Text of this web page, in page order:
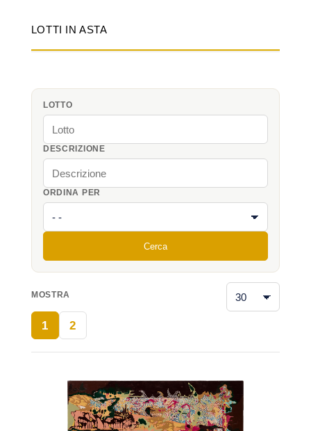
LOTTI IN ASTA
LOTTO
DESCRIZIONE
ORDINA PER
Cerca
MOSTRA
1 2